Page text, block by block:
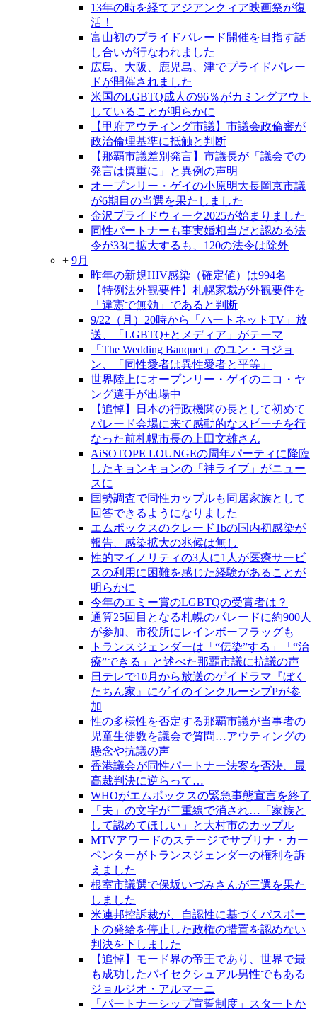
13年の時を経てアジアンクィア映画祭が復
活！
富山初のプライドパレード開催を目指す話
し合いが行なわれました
広島、大阪、鹿児島、津でプライドパレー
ドが開催されました
米国のLGBTQ成人の96％がカミングアウト
していることが明らかに
【甲府アウティング市議】市議会政倫審が
政治倫理基準に抵触と判断
【那覇市議差別発言】市議長が「議会での
発言は慎重に」と異例の声明
オープンリー・ゲイの小原明大長岡京市議
が6期目の当選を果たしました
金沢プライドウィーク2025が始まりました
同性パートナーも事実婚相当だと認める法
令が33に拡大するも、120の法令は除外
+ 9月
昨年の新規HIV感染（確定値）は994名
【特例法外観要件】札幌家裁が外観要件を
「違憲で無効」であると判断
9/22（月）20時から「ハートネットTV」放
送、「LGBTQ+とメディア」がテーマ
「The Wedding Banquet」のユン・ヨジョ
ン、「同性愛者は異性愛者と平等」
世界陸上にオープンリー・ゲイのニコ・ヤ
ング選手が出場中
【追悼】日本の行政機関の長として初めて
パレード会場に来て感動的なスピーチを行
なった前札幌市長の上田文雄さん
AiSOTOPE LOUNGEの周年パーティに降臨
したキョンキョンの「神ライブ」がニュー
スに
国勢調査で同性カップルも同居家族として
回答できるようになりました
エムポックスのクレード1bの国内初感染が
報告、感染拡大の兆候は無し
性的マイノリティの3人に1人が医療サービ
スの利用に困難を感じた経験があることが
明らかに
今年のエミー賞のLGBTQの受賞者は？
通算25回目となる札幌のパレードに約900人
が参加、市役所にレインボーフラッグも
トランスジェンダーは「“伝染”する」「“治
療”できる」と述べた那覇市議に抗議の声
日テレで10月から放送のゲイドラマ『ぼく
たちん家』にゲイのインクルーシブPが参
加
性の多様性を否定する那覇市議が当事者の
児童生徒数を議会で質問…アウティングの
懸念や抗議の声
香港議会が同性パートナー法案を否決、最
高裁判決に逆らって…
WHOがエムポックスの緊急事態宣言を終了
「夫」の文字が二重線で消され…「家族と
して認めてほしい」と大村市のカップル
MTVアワードのステージでサブリナ・カー
ペンターがトランスジェンダーの権利を訴
えました
根室市議選で保坂いづみさんが三選を果た
しました
米連邦控訴裁が、自認性に基づくパスポー
トの発給を停止した政権の措置を認めない
判決を下しました
【追悼】モード界の帝王であり、世界で最
も成功したバイセクシュアル男性でもある
ジョルジオ・アルマーニ
「パートナーシップ宣誓制度」スタートか